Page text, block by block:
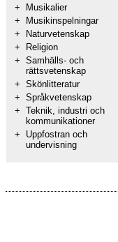
+
Musikalier
+
Musikinspelningar
+
Naturvetenskap
+
Religion
+ Samhälls- och
rättsvetenskap
+ Skönlitteratur
+ Språkvetenskap
+ Teknik, industri och
kommunikationer
+
Uppfostran och
undervisning